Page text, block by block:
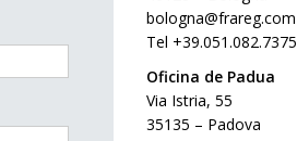
bologna@frareg.com
Tel +39.051.082.7375
Oficina de Padua
Via Istria, 55
35135 – Padova